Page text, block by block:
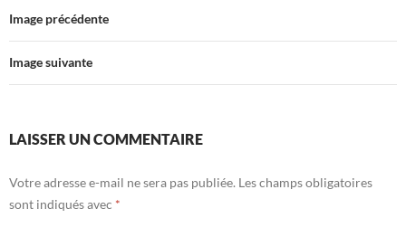
Image précédente
Image suivante
LAISSER UN COMMENTAIRE
Votre adresse e-mail ne sera pas publiée. Les champs obligatoires
sont indiqués avec *